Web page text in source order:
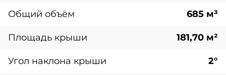
Общий объём 685 м³
Площадь крыши 181,70 м²
Угол наклона крыши 2°